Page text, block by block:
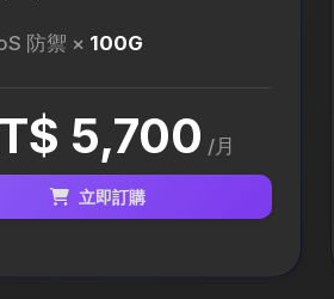
防禦 × 100G
5,700 /月
立即訂購